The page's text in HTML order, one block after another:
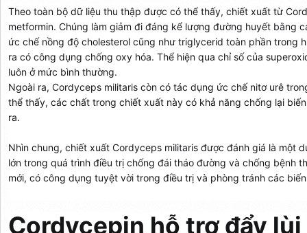
Theo toàn bộ dữ liệu thu thập được có thể thấy, chiết xuất từ
metformin. Chúng làm giảm đi đáng kể lượng đường huyết bằng
ức chế nồng độ cholesterol cũng như triglycerid toàn phần trong
ra có công dụng chống oxy hóa. Thể hiện qua chỉ số của
luôn ở mức bình thường.
Ngoài ra, Cordyceps militaris còn có tác dụng ức chế nitơ urê
thể thấy, các chất trong chiết xuất này có khả năng chống lại
ra.
Nhìn chung, chiết xuất Cordyceps militaris được đánh giá là một
lớn trong quá trình điều trị chống đái tháo đường và chống bệnh
mới, có công dụng tuyệt vời trong điều trị và phòng tránh các
Cordycepin hỗ trợ đẩy